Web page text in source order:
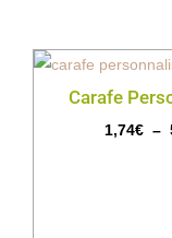
Carafe
1,74€ –